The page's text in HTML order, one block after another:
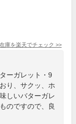
庫を楽天でチェック >>
ーガレット・9
り、サクッ、ホ
しいバターガレ
のですので、良